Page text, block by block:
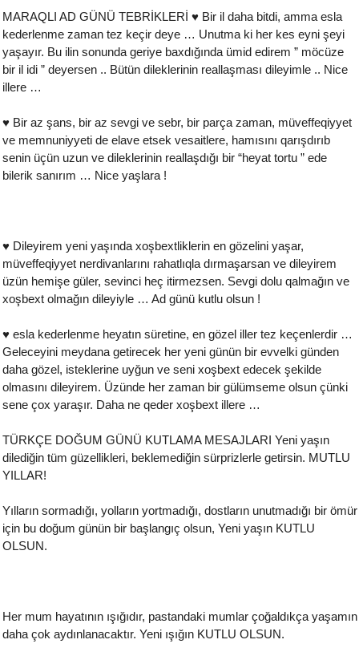
MARAQLI AD GÜNÜ TEBRİKLERİ ♥ Bir il daha bitdi, amma esla
kederlenme zaman tez keçir deye … Unutma ki her kes eyni şeyi
yaşayır. Bu ilin sonunda geriye baxdığında ümid edirem ” möcüze
bir il idi ” deyersen .. Bütün dileklerinin reallaşması dileyimle .. Nice
illere …
♥ Bir az şans, bir az sevgi ve sebr, bir parça zaman, müveffeqiyyet
ve memnuniyyeti de elave etsek vesaitlere, hamısını qarışdırıb
senin üçün uzun ve dileklerinin reallaşdığı bir “heyat tortu ” ede
bilerik sanırım … Nice yaşlara !
♥ Dileyirem yeni yaşında xoşbextliklerin en gözelini yaşar,
müveffeqiyyet nerdivanlarını rahatlıqla dırmaşarsan ve dileyirem
üzün hemişe güler, sevinci heç itirmezsen. Sevgi dolu qalmağın ve
xoşbext olmağın dileyiyle … Ad günü kutlu olsun !
♥ esla kederlenme heyatın süretine, en gözel iller tez keçenlerdir …
Geleceyini meydana getirecek her yeni günün bir evvelki günden
daha gözel, isteklerine uyğun ve seni xoşbext edecek şekilde
olmasını dileyirem. Üzünde her zaman bir gülümseme olsun çünki
sene çox yaraşır. Daha ne qeder xoşbext illere …
TÜRKÇE DOĞUM GÜNÜ KUTLAMA MESAJLARI Yeni yaşın
dilediğin tüm güzellikleri, beklemediğin sürprizlerle getirsin. MUTLU
YILLAR!
Yılların sormadığı, yolların yortmadığı, dostların unutmadığı bir ömür
için bu doğum günün bir başlangıç olsun, Yeni yaşın KUTLU
OLSUN.
Her mum hayatının ışığıdır, pastandaki mumlar çoğaldıkça yaşamın
daha çok aydınlanacaktır. Yeni ışığın KUTLU OLSUN.